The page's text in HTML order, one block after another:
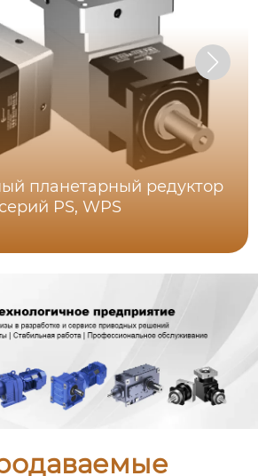
планетарный редуктор
серий PS, WPS